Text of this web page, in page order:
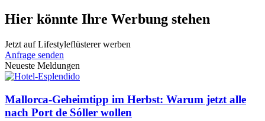
Hier könnte Ihre Werbung stehen
Jetzt auf Lifestyleflüsterer werben
Anfrage senden
Neueste Meldungen
Mallorca-Geheimtipp im Herbst: Warum jetzt alle
nach Port de Sóller wollen